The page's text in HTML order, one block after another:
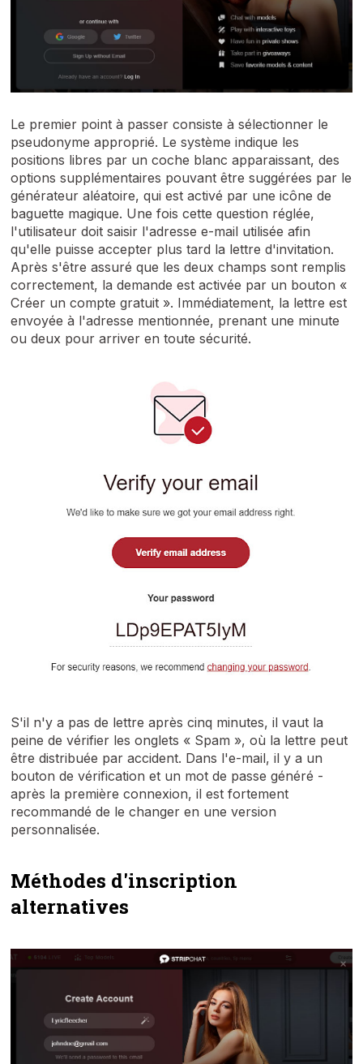
Le premier point à passer consiste à sélectionner le
pseudonyme approprié. Le système indique les
positions libres par un coche blanc apparaissant, des
options supplémentaires pouvant être suggérées par le
générateur aléatoire, qui est activé par une icône de
baguette magique. Une fois cette question réglée,
l'utilisateur doit saisir l'adresse e-mail utilisée afin
qu'elle puisse accepter plus tard la lettre d'invitation.
Après s'être assuré que les deux champs sont remplis
correctement, la demande est activée par un bouton «
Créer un compte gratuit ». Immédiatement, la lettre est
envoyée à l'adresse mentionnée, prenant une minute
ou deux pour arriver en toute sécurité.
S'il n'y a pas de lettre après cinq minutes, il vaut la
peine de vérifier les onglets « Spam », où la lettre peut
être distribuée par accident. Dans l'e-mail, il y a un
bouton de vérification et un mot de passe généré -
après la première connexion, il est fortement
recommandé de le changer en une version
personnalisée.
Méthodes d'inscription
alternatives